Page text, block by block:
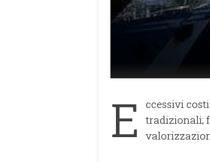
E
ccessivi
tradizionali;